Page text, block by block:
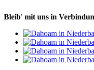
Bleib' mit uns in